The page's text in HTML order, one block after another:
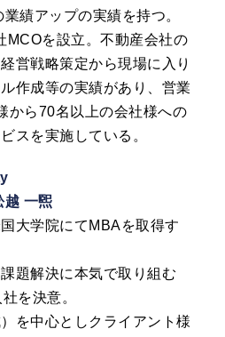
績アップの実績を持つ。
MCOを設立。不動産会社の
営戦略策定から現場に入り
作成等の実績があり、営業
から70名以上の会社様への
スを実施している。
越 一煕
大学院にてMBAを取得す
題解決に本気で取り組む
を決意。
を中心としクライアント様